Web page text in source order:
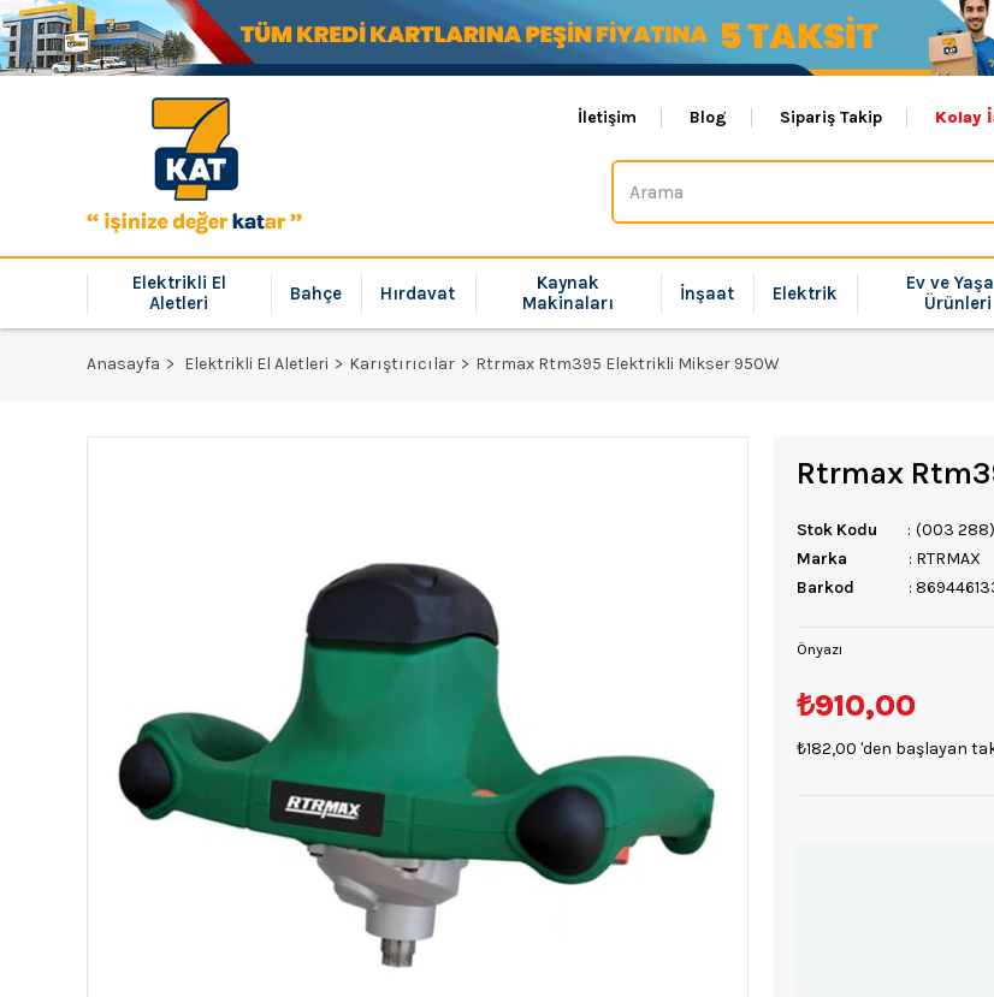
İletişim Blog Sipariş Takip Kolay
Elektrikli El
Aletleri
Bahçe Hırdavat
Kaynak
Makinaları
İnşaat Elektrik
Ev ve
Ürünleri
Anasayfa Elektrikli El Aletleri Karıştırıcılar Rtrmax Rtm395 Elektrikli Mikser 950W
Rtrmax
Stok Kodu
(003 288)
Marka
: RTRMAX
Barkod
:
Önyazı
₺910,00
₺182,00 'den başlayan